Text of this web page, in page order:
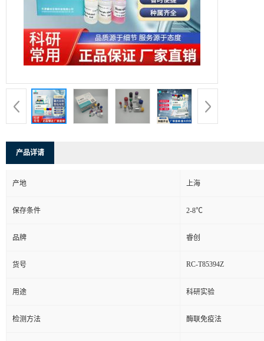
产品详请
产地 上海
保存条件 2-8℃
品牌 睿创
货号 RC-T85394Z
用途 科研实验
检测方法 酶联免疫法